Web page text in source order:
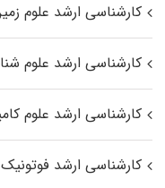
کارشناسی ارشد علوم
کارشناسی ارشد علوم
کارشناسی ارشد علوم
کارشناسی ارشد فوتونیک